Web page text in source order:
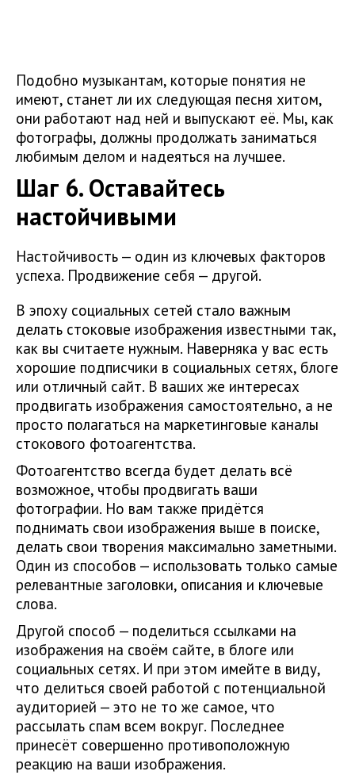
Подобно музыкантам, которые понятия не
имеют, станет ли их следующая песня хитом,
они работают над ней и выпускают её. Мы, как
фотографы, должны продолжать заниматься
любимым делом и надеяться на лучшее.
Шаг 6. Оставайтесь
настойчивыми
Настойчивость — один из ключевых факторов
успеха. Продвижение себя — другой.
В эпоху социальных сетей стало важным
делать стоковые изображения известными так,
как вы считаете нужным. Наверняка у вас есть
хорошие подписчики в социальных сетях, блоге
или отличный сайт. В ваших же интересах
продвигать изображения самостоятельно, а не
просто полагаться на маркетинговые каналы
стокового фотоагентства.
Фотоагентство всегда будет делать всё
возможное, чтобы продвигать ваши
фотографии. Но вам также придётся
поднимать свои изображения выше в поиске,
делать свои творения максимально заметными.
Один из способов — использовать только самые
релевантные заголовки, описания и ключевые
слова.
Другой способ — поделиться ссылками на
изображения на своём сайте, в блоге или
социальных сетях. И при этом имейте в виду,
что делиться своей работой с потенциальной
аудиторией — это не то же самое, что
рассылать спам всем вокруг. Последнее
принесёт совершенно противоположную
реакцию на ваши изображения.